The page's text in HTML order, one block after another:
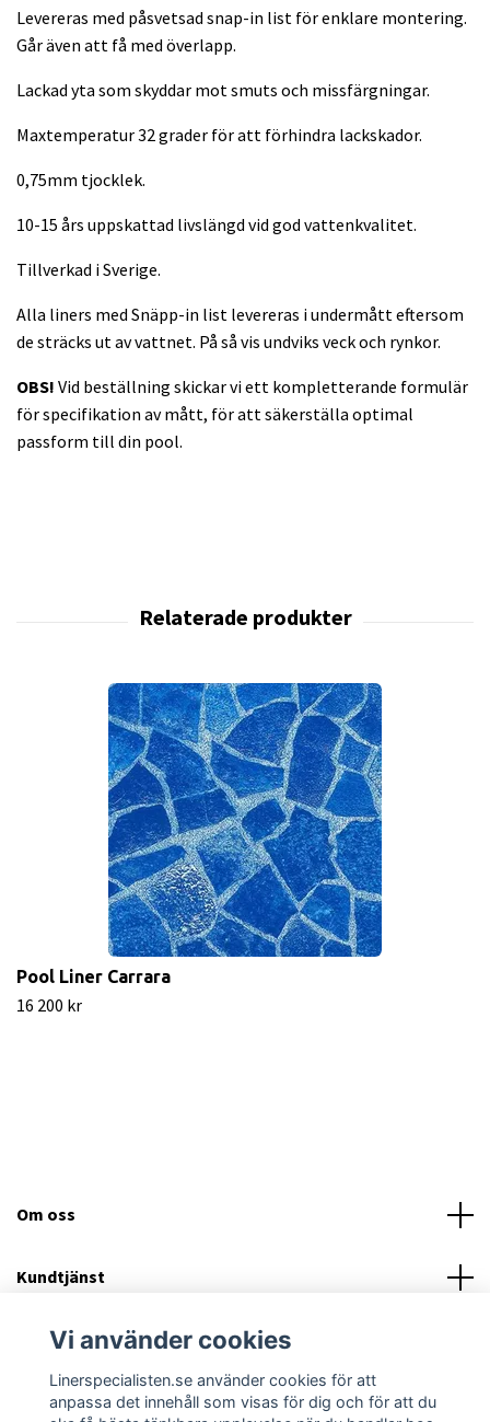
Levereras med påsvetsad snap-in list för enklare montering.
Går även att få med överlapp.
Lackad yta som skyddar mot smuts och missfärgningar.
Maxtemperatur 32 grader för att förhindra lackskador.
0,75mm tjocklek.
10-15 års uppskattad livslängd vid god vattenkvalitet.
Tillverkad i Sverige.
Alla liners med Snäpp-in list levereras i undermått eftersom
de sträcks ut av vattnet. På så vis undviks veck och rynkor.
OBS! Vid beställning skickar vi ett kompletterande formulär
för specifikation av mått, för att säkerställa optimal
passform till din pool.
Pool Liner Carrara
16 200 kr
Om oss
Kundtjänst
Läs mer
Sociala medier
Vi använder cookies
Linerspecialisten.se använder cookies för att
anpassa det innehåll som visas för dig och för att du